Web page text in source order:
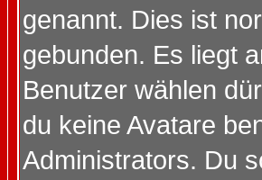
genannt. Dies ist
gebunden. Es liegt
Benutzer wählen
du keine Avatare
Administrators. Du